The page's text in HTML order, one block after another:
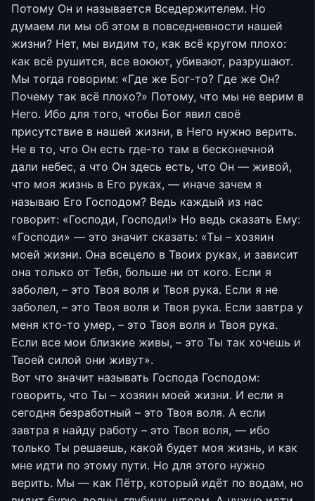
Потому Он и называется Вседержителем. Но
думаем ли мы об этом в повседневности нашей
жизни? Нет, мы видим то, как всё кругом плохо:
как всё рушится, все воюют, убивают, разрушают.
Мы тогда говорим: «Где же Бог-то? Где же Он?
Почему так всё плохо?» Потому, что мы не верим в
Него. Ибо для того, чтобы Бог явил своё
присутствие в нашей жизни, в Него нужно верить.
Не в то, что Он есть где-то там в бесконечной
дали небес, а что Он здесь есть, что Он — живой,
что моя жизнь в Его руках, — иначе зачем я
называю Его Господом? Ведь каждый из нас
говорит: «Господи, Господи!» Но ведь сказать Ему:
«Господи» — это значит сказать: «Ты – хозяин
моей жизни. Она всецело в Твоих руках, и зависит
она только от Тебя, больше ни от кого. Если я
заболел, – это Твоя воля и Твоя рука. Если я не
заболел, – это Твоя воля и Твоя рука. Если завтра у
меня кто-то умер, – это Твоя воля и Твоя рука.
Если все мои близкие живы, – это Ты так хочешь и
Твоей силой они живут».
Вот что значит называть Господа Господом:
говорить, что Ты – хозяин моей жизни. И если я
сегодня безработный – это Твоя воля. А если
завтра я найду работу – это Твоя воля, — ибо
только Ты решаешь, какой будет моя жизнь, и как
мне идти по этому пути. Но для этого нужно
верить. Мы — как Пётр, который идёт по водам, но